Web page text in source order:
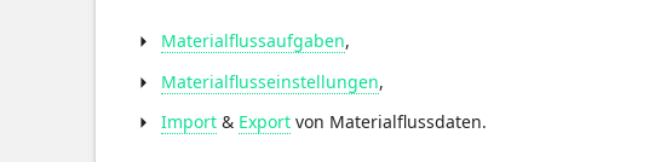
Materialflussaufgaben,
Materialflusseinstellungen,
Import & Export von Materialflussdaten.